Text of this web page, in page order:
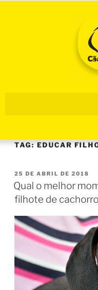
TAG:EDUCAR
25 DE ABRIL DE 2018
Qual o melhor
filhote de